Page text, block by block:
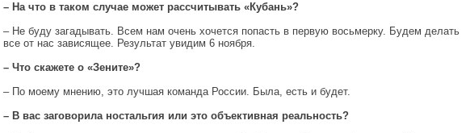
– На что в таком случае может рассчитывать «Кубань»?
– Не буду загадывать. Всем нам очень хочется попасть в первую восьмерку. Будем делать
все от нас зависящее. Результат увидим 6 ноября.
– Что скажете о «Зените»?
– По моему мнению, это лучшая команда России. Была, есть и будет.
– В вас заговорила ностальгия или это объективная реальность?